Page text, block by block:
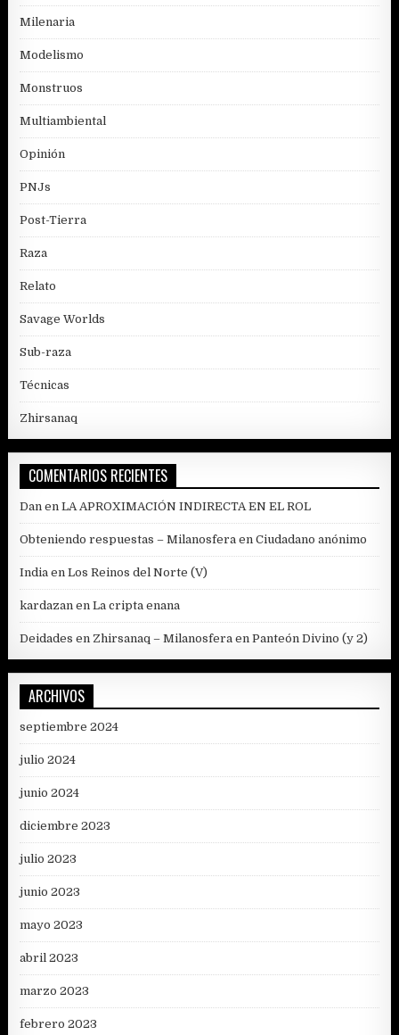
Milenaria
Modelismo
Monstruos
Multiambiental
Opinión
PNJs
Post-Tierra
Raza
Relato
Savage Worlds
Sub-raza
Técnicas
Zhirsanaq
COMENTARIOS RECIENTES
Dan enLA APROXIMACIÓN INDIRECTA EN EL ROL
Obteniendo respuestas – Milanosfera enCiudadano anónimo
India enLos Reinos del Norte (V)
kardazan enLa cripta enana
Deidades en Zhirsanaq – Milanosfera enPanteón Divino (y 2)
ARCHIVOS
septiembre 2024
julio 2024
junio 2024
diciembre 2023
julio 2023
junio 2023
mayo 2023
abril 2023
marzo 2023
febrero 2023